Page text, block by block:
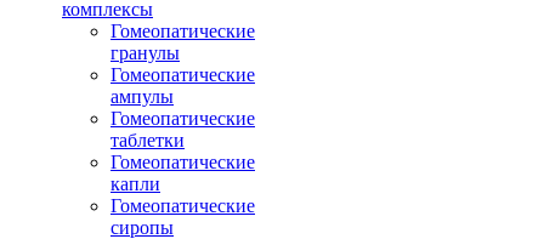
комплексы
Гомеопатические
гранулы
Гомеопатические
ампулы
Гомеопатические
таблетки
Гомеопатические
капли
Гомеопатические
сиропы